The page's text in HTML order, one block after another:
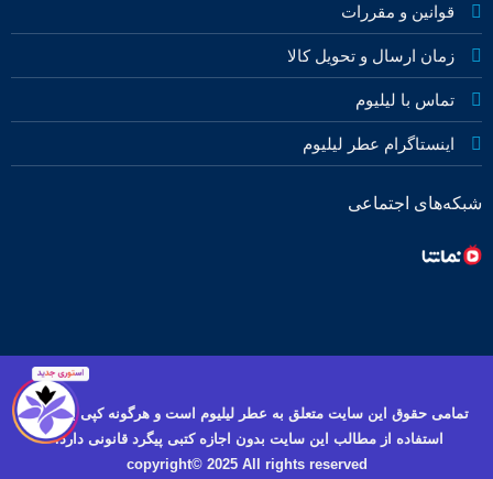
قوانین و مقررات
زمان ارسال و تحویل کالا
تماس با لیلیوم
اینستاگرام عطر لیلیوم
شبکه‌های اجتماعی
تمامی حقوق این سایت متعلق به عطر لیلیوم است و هرگونه کپی برداری و
استفاده از مطالب این سایت بدون اجازه کتبی پیگرد قانونی دارد.
copyright© 2025 All rights reserved